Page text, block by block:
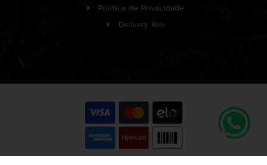
Política de Privacidade
Delivery Rio